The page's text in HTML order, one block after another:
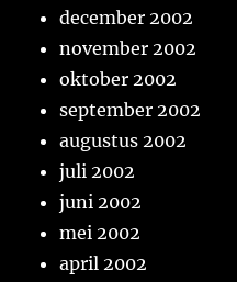
december 2002
november 2002
oktober 2002
september 2002
augustus 2002
juli 2002
juni 2002
mei 2002
april 2002